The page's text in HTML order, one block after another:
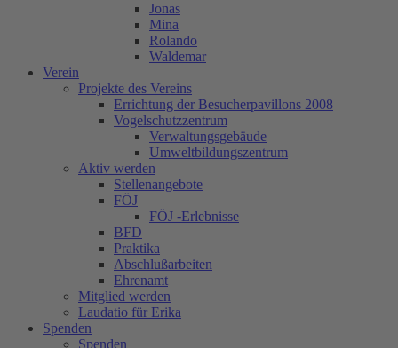
Jonas
Mina
Rolando
Waldemar
Verein
Projekte des Vereins
Errichtung der Besucherpavillons 2008
Vogelschutzzentrum
Verwaltungsgebäude
Umweltbildungszentrum
Aktiv werden
Stellenangebote
FÖJ
FÖJ -Erlebnisse
BFD
Praktika
Abschlußarbeiten
Ehrenamt
Mitglied werden
Laudatio für Erika
Spenden
Spenden